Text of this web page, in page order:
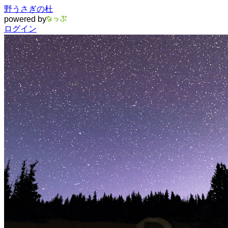
野うさぎの杜
powered by
ログイン